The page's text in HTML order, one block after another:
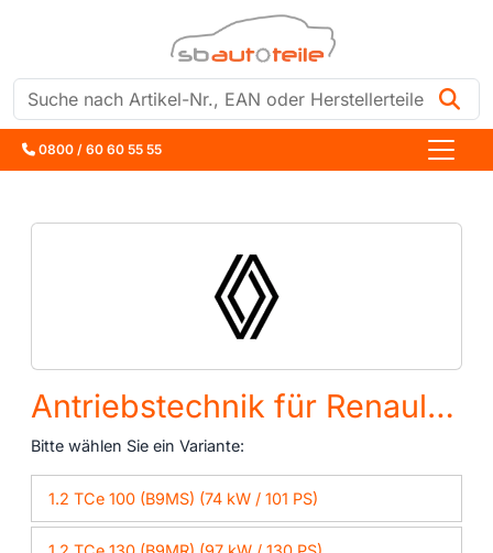
Suche
0800 / 60 60 55 55
Antriebstechnik für Renault Megane 4 (B9A/M/N)
Bitte wählen Sie ein Variante:
1.2 TCe 100 (B9MS) (74 kW / 101 PS)